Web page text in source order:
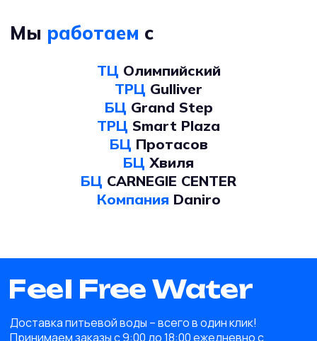
Мы работаем с
ТЦ Олимпийский
ТРЦ Gulliver
БЦ Grand Step
ТРЦ Smart Plaza
БЦ Протасов
БЦ Хвиля
БЦ CARNEGIE CENTER
Компания Daniro
Доставка питьевой воды – всего в один клик!
Принимаем заказы с 9:00 до 18:00 ежедневно с